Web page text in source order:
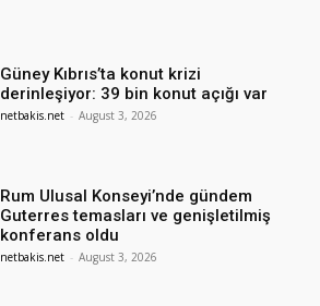
Güney Kıbrıs’ta konut krizi
derinleşiyor: 39 bin konut açığı var
netbakis.net - August 3, 2026
Rum Ulusal Konseyi’nde gündem
Guterres temasları ve genişletilmiş
konferans oldu
netbakis.net - August 3, 2026